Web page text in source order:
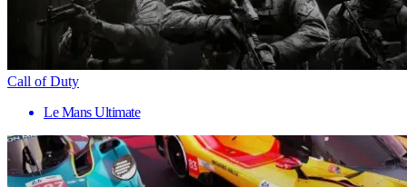
Call of Duty
Le Mans Ultimate